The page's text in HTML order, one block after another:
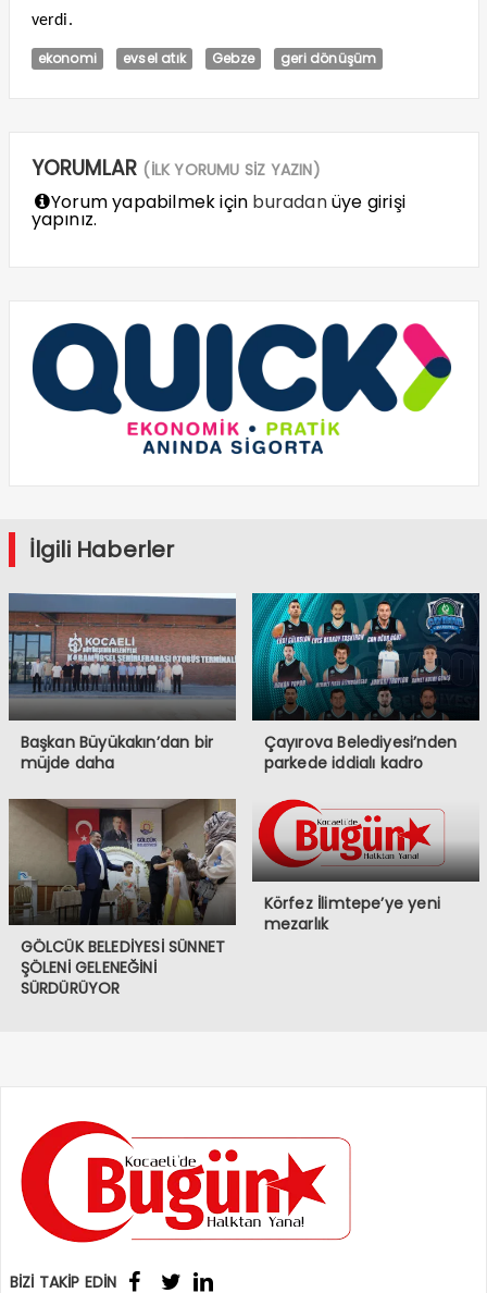
verdi.
ekonomi evsel atık Gebze geri dönüşüm
YORUMLAR (İLK YORUMU SİZ YAZIN)
Yorum yapabilmek için buradanüye girişi
yapınız.
İlgili Haberler
Başkan Büyükakın’dan bir
müjde daha
Çayırova Belediyesi’nden
parkede iddialı kadro
GÖLCÜK BELEDİYESİ SÜNNET
ŞÖLENİ GELENEĞİNİ
SÜRDÜRÜYOR
Körfez İlimtepe’ye yeni
mezarlık
BİZİ TAKİP EDİN